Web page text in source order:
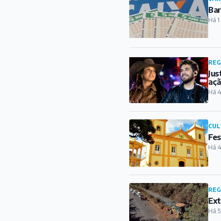
Há
Há
Há
Há